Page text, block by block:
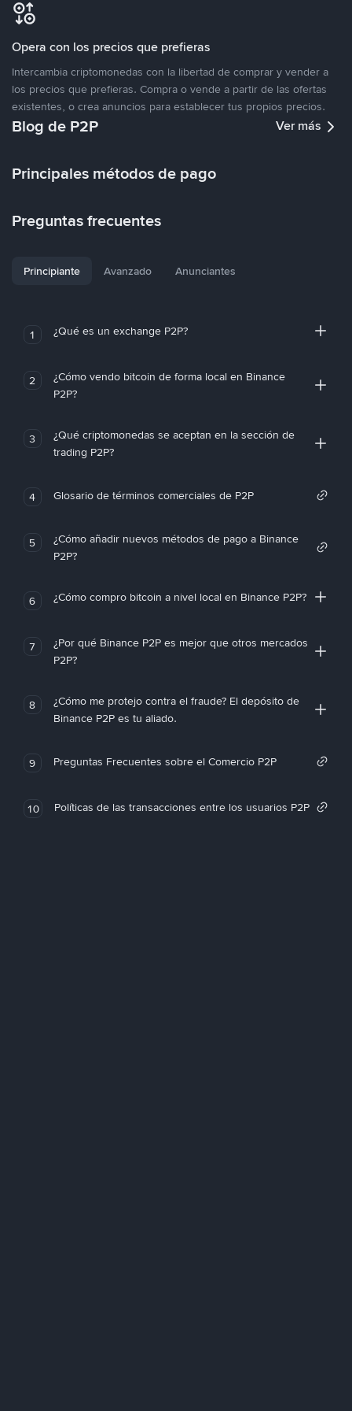
Opera con los precios que prefieras
Intercambia criptomonedas con la libertad de comprar y vender a
los precios que prefieras. Compra o vende a partir de las ofertas
existentes, o crea anuncios para establecer tus propios precios.
Blog de P2P Ver más
Principales métodos de pago
Preguntas frecuentes
Principiante Avanzado Anunciantes
1 ¿Qué es un exchange P2P?
2
¿Cómo vendo bitcoin de forma local en Binance
P2P?
3
¿Qué criptomonedas se aceptan en la sección de
trading P2P?
4 Glosario de términos comerciales de P2P
5
¿Cómo añadir nuevos métodos de pago a Binance
P2P?
6 ¿Cómo compro bitcoin a nivel local en Binance P2P?
7
¿Por qué Binance P2P es mejor que otros mercados
P2P?
8
¿Cómo me protejo contra el fraude? El depósito de
Binance P2P es tu aliado.
9 Preguntas Frecuentes sobre el Comercio P2P
10 Políticas de las transacciones entre los usuarios P2P